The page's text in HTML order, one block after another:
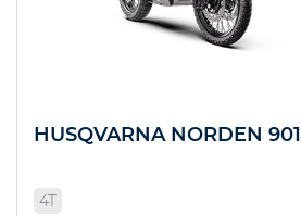
HUSQVARNA NORDEN 901
4T